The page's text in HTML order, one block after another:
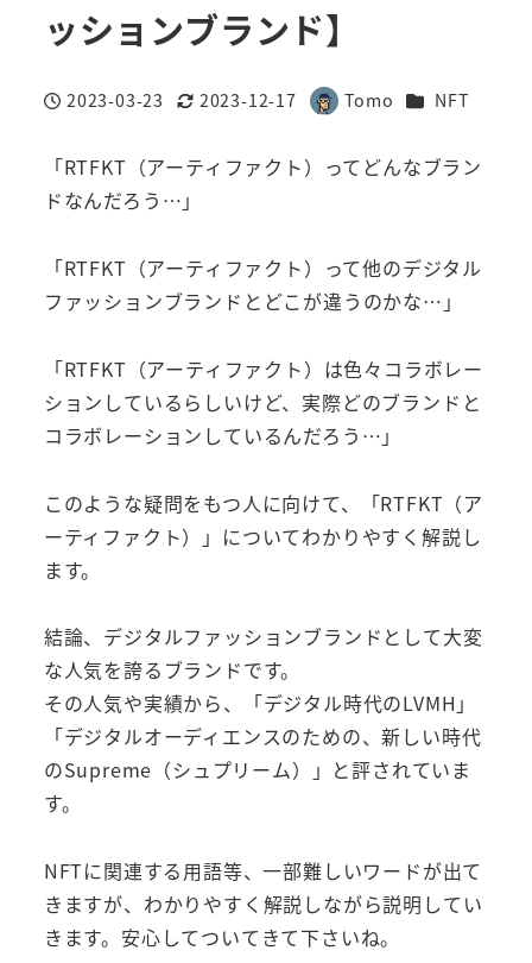
ッションブランド】
投稿日
2023-03-23
更新日
2023-12-17
著
Tomo カテゴリー
NFT
「RTFKT（アーティファクト）ってどんなブラン
ドなんだろう…」
「RTFKT（アーティファクト）って他のデジタル
ファッションブランドとどこが違うのかな…」
「RTFKT（アーティファクト）は色々コラボレー
ションしているらしいけど、実際どのブランドと
コラボレーションしているんだろう…」
このような疑問をもつ人に向けて、「RTFKT（ア
ーティファクト）」についてわかりやすく解説し
ます。
結論、デジタルファッションブランドとして大変
な人気を誇るブランドです。
その人気や実績から、「デジタル時代のLVMH」
「デジタルオーディエンスのための、新しい時代
のSupreme（シュプリーム）」と評されていま
す。
NFTに関連する用語等、一部難しいワードが出て
きますが、わかりやすく解説しながら説明してい
きます。安心してついてきて下さいね。